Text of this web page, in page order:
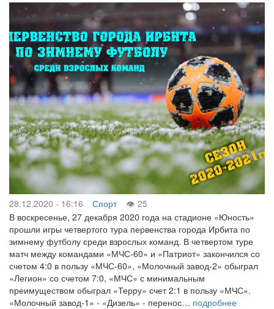
28.12.2020 - 16:16 Спорт
25
В воскресенье, 27 декабря 2020 года на стадионе «Юность»
прошли игры четвертого тура первенства города Ирбита по
зимнему футболу среди взрослых команд. В четвертом туре
матч между командами «МЧС-60» и «Патриот» закончился со
счетом 4:0 в пользу «МЧС-60», «Молочный завод-2» обыграл
«Легион» со счетом 7:0, «МЧС» с минимальным
преимуществом обыграл «Терру» счет 2:1 в пользу «МЧС».
«Молочный завод-1» - «Дизель» - перенос… подробнее